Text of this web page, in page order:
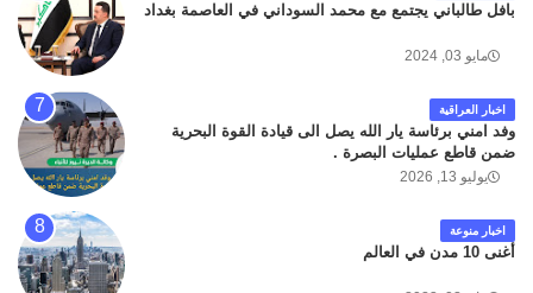
بافل طالباني يجتمع مع محمد السوداني في العاصمة بغداد
مايو 03, 2024
اخبار العراقية
وفد امني برئاسة يار الله يصل الى قيادة القوة البحرية
ضمن قاطع عمليات البصرة .
يوليو 13, 2026
اخبار منوعة
أغنى 10 مدن في العالم